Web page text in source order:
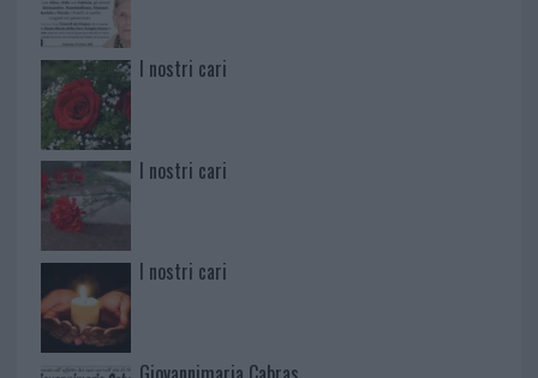
I nostri cari
I nostri cari
I nostri cari